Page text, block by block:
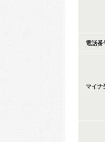
電話番
マイナ